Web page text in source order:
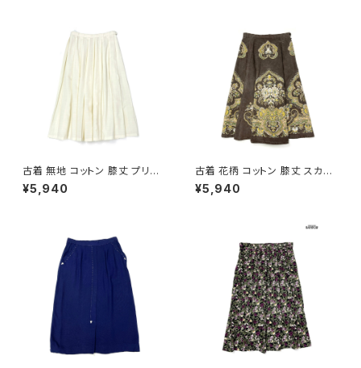
古着 無地 コットン 膝丈 プリー
ツ スカート ベージュ 生成り (b
a2607005)
¥5,940
古着 花柄 コットン 膝丈 スカー
ト ダークブラウン (ba260701
3)
¥5,940